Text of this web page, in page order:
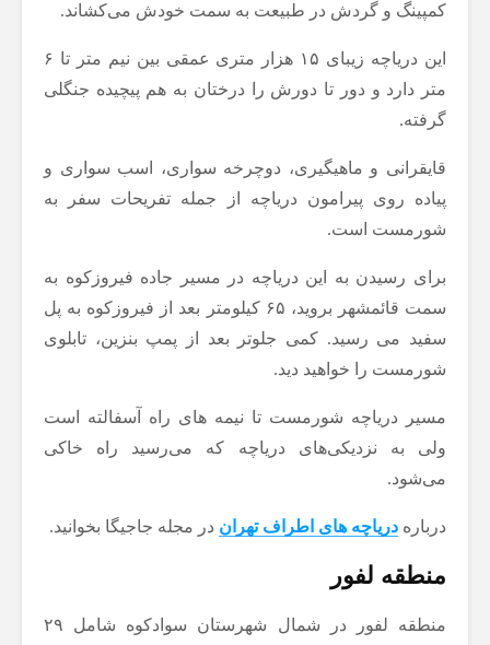
کمپینگ و گردش در طبیعت به سمت خودش می‌کشاند.
این دریاچه زیبای ۱۵ هزار متری عمقی بین نیم متر تا ۶
متر دارد و دور تا دورش را درختان به هم پیچیده جنگلی
گرفته.
قایقرانی و ماهیگیری، دوچرخه سواری، اسب سواری و
پیاده روی پیرامون دریاچه از جمله تفریحات سفر به
شورمست است.
برای رسیدن به این دریاچه در مسیر جاده فیروزکوه به
سمت قائمشهر بروید، ۶۵ کیلومتر بعد از فیروزکوه به پل
سفید می رسید. کمی جلوتر بعد از پمپ بنزین، تابلوی
شورمست را خواهید دید.
مسیر دریاچه شورمست تا نیمه های راه آسفالته است
ولی به نزدیکی‌های دریاچه که می‌رسید راه خاکی
می‌شود.
درباره دریاچه های اطراف تهران در مجله جاجیگا بخوانید.
منطقه لفور
منطقه‌ لفور در شمال شهرستان سوادکوه شامل ۲۹